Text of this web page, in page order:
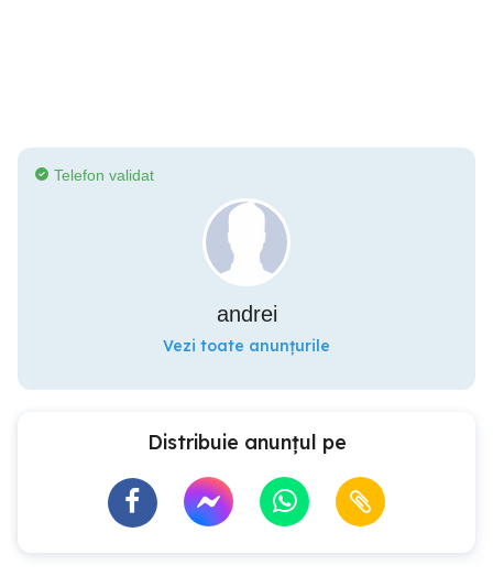
Telefon validat
andrei
Vezi toate anunțurile
Distribuie anunțul pe